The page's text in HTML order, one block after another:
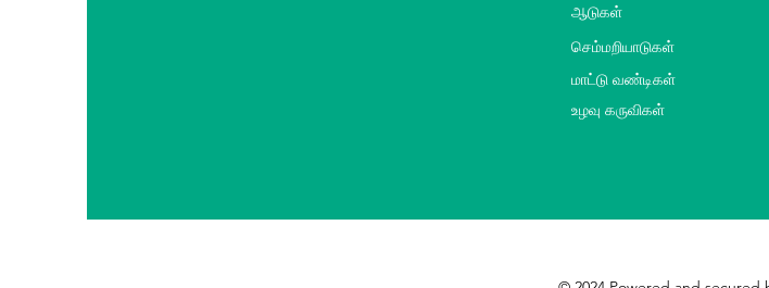
ஆடுகள்
செம்மறியாடுகள்
மாட்டு வண்டிகள்
உழவு கருவிகள்